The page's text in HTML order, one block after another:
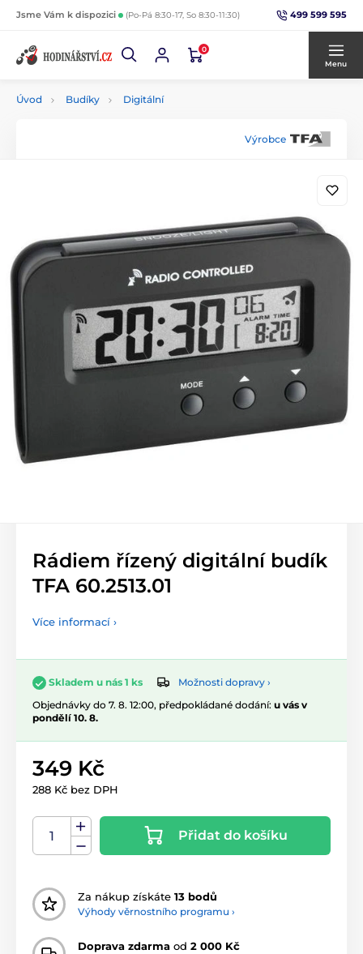
Jsme Vám k dispozici (Po-Pá 8:30-17, So 8:30-11:30) 499 599 595
0
Menu
Úvod Budíky Digitální
Výrobce
Rádiem řízený digitální budík
TFA 60.2513.01
Více informací ›
Skladem u nás 1 ks
Možnosti dopravy ›
Objednávky do 7. 8. 12:00, předpokládané dodání: u vás v
pondělí 10. 8.
349 Kč
288 Kč bez DPH
Přidat do košíku
Za nákup získáte 13 bodů
Výhody věrnostního programu ›
Doprava zdarma od 2 000 Kč